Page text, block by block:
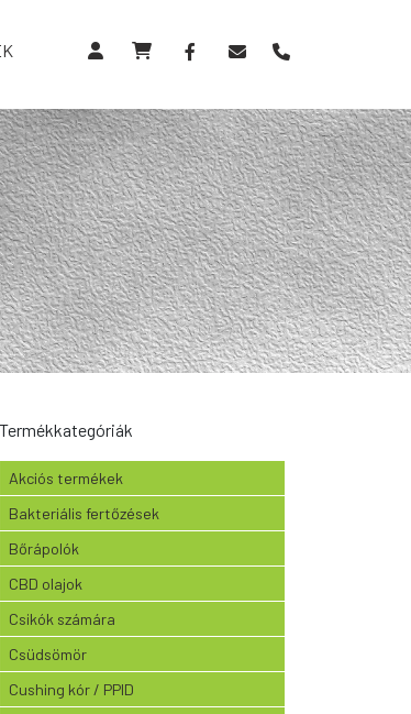
Termékkategóriák
Akciós termékek
Bakteriális fertőzések
Bőrápolók
CBD olajok
Csikók számára
Csüdsömör
Cushing kór / PPID